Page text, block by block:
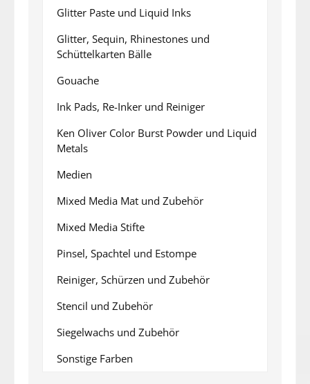
Glitter Paste und Liquid Inks
Glitter, Sequin, Rhinestones und
Schüttelkarten Bälle
Gouache
Ink Pads, Re-Inker und Reiniger
Ken Oliver Color Burst Powder und Liquid
Metals
Medien
Mixed Media Mat und Zubehör
Mixed Media Stifte
Pinsel, Spachtel und Estompe
Reiniger, Schürzen und Zubehör
Stencil und Zubehör
Siegelwachs und Zubehör
Sonstige Farben